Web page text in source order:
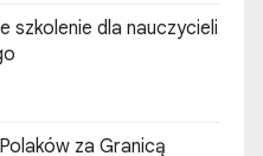
szkolenie dla nauczycieli
za Granicą